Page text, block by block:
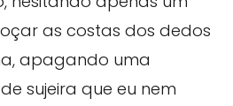
as costas dos dedos
apagando uma
sujeira que eu nem